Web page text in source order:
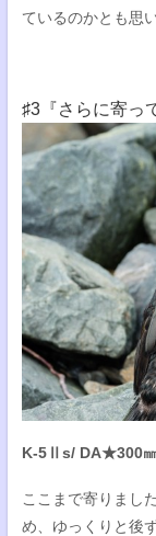
ているのかとも思
♯3『さらに寄っ
K-5Ⅱs/ DA★300㎜
ここまで寄りまし
め、ゆっくりと後